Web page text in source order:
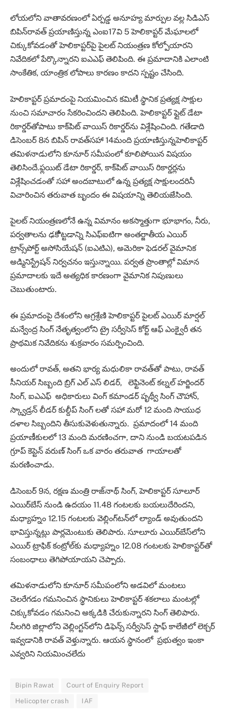
లోయలోని వాతావరణంలో ఏర్పడ్డ అనూహ్య మార్పుల వల్ల సిడిఎస్
బిపిన్‌రావత్ ప్రయాణిస్తున్న ఎంఐ17వి 5 హెలికాప్టర్ మేఘాలలో
చిక్కుకోవడంతో హెలికాప్టర్‌పై పైలట్ నియంత్రణ కోల్పోయారని
నివేదికలో పేర్కొన్నారని ఐఎఎఫ్ తెలిపింది. ఈ ప్రమాదానికి ఎలాంటి
సాంకేతిక, యాంత్రిక లోపాలు కారణం కాదని స్పష్టం చేసింది.
హెలికాప్టర్ ప్రమాదంపై నియమించిన కమిటీ స్థానిక ప్రత్యక్ష సాక్షుల
నుంచి సమాచారం సేకరించిందని తెలిపింది. హెలికాప్టర్ ఫ్లైట్ డేటా
రికార్డర్‌తోపాటు కాక్‌పిట్ వాయిస్ రికార్డర్‌ను విశ్లేషించింది. గతేడాది
డిసెంబర్ 8న బిపిన్ రావత్‌సహా 14మంది ప్రయాణిస్తున్నహెలికాప్టర్
తమిళనాడులోని కూనూర్ సమీపంలో కూలిపోయిన విషయం
తెలిసిందే.ఫ్లయిట్‌ డేటా రికార్డర్‌, కాక్‌పిట్‌ వాయిస్‌ రికార్డర్లను
విశ్లేషించడంతో సహా అందబాటులో ఉన్న ప్రత్యక్ష సాక్షులందరినీ
విచారించిన తరువాత బృందం ఈ విషయాన్ని తెలియజేసింది.
పైలట్‌ నియంత్రణలోనే ఉన్న విమానం అకస్మాత్తుగా భూభాగం, నీరు,
పర్వతాలను ఢకొీట్టడాన్ని సిఎఫ్‌ఐటిగా అంతర్జాతీయ ఎయిర్‌
ట్రాన్స్‌పోర్ట్‌ అసోసియేషన్‌ (ఐఎటిఎ), అమెరికా ఫెడరల్‌ వైమానిక
అడ్మినిస్ట్రేషన్‌ నిర్వచనం ఇస్తున్నాయి. పర్వత ప్రాంతాల్లో విమాన
ప్రమాదాలకు ఇదే అత్యధిక కారణంగా వైమానిక నిపుణులు
చెబుతుంటారు.
ఈ ప్రమాదంపై దేశంలోని అగ్రశ్రేణి హెలికాప్టర్‌ పైలట్‌ ఎయిర్‌ మార్షల్‌
మన్వేంద్ర సింగ్‌ నేతృత్వంలోని ట్రై సర్వీసెస్‌ కోర్ట్‌ ఆఫ్‌ ఎంక్వైరీ తన
ప్రాథమిక నివేదికను శుక్రవారం సమర్పించింది.
అందులో రావత్, అతని భార్య మధులికా రావత్‌తో పాటు, రావత్
సీనియర్ సిబ్బంది బ్రిగ్ ఎల్ ఎస్ లిడర్, లెఫ్టినెంట్ కల్నల్ హర్జిందర్
సింగ్, ఐఎఎఫ్ అధికారులు వింగ్ కమాండర్ పృథ్వీ సింగ్ చౌహాన్,
స్క్వాడ్రన్ లీడర్‌ కుల్దీప్ సింగ్ లతో సహా మరో 12 మంది సాయుధ
దళాల సిబ్బందిని తీసుకువెళుతున్నారు. ప్రమాదంలో 14 మంది
ప్రయాణీకులలో 13 మంది మరణించగా, దాని నుండి బయటపడిన
గ్రూప్ కెప్టెన్ వరుణ్ సింగ్ ఒక వారం తరువాత గాయాలతో
మరణించాడు.
డిసెంబర్ 9న, రక్షణ మంత్రి రాజ్‌నాథ్ సింగ్, హెలికాప్టర్ సూలూర్
ఎయిర్‌బేస్ నుండి ఉదయం 11.48 గంటలకు బయలుదేరిందని,
మధ్యాహ్నం 12.15 గంటలకు వెల్లింగ్‌టన్‌లో ల్యాండ్ అవుతుందని
భావిస్తున్నట్లు పార్లమెంటుకు తెలిపారు. సూలూరు ఎయిర్‌బేస్‌లోని
ఎయిర్‌ ట్రాఫిక్‌ కంట్రోల్‌కు మధ్యాహ్నం 12.08 గంటలకు హెలికాప్టర్‌తో
సంబంధాలు తెగిపోయాయని చెప్పారు.
తమిళనాడులోని కూనూర్ సమీపంలోని అడవిలో మంటలు
చెలరేగడం గమనించిన స్థానికులు హెలికాప్టర్ శకలాలు మంటల్లో
చిక్కుకోవడం గమనించి అక్కడికి చేరుకున్నారని సింగ్ తెలిపారు.
నీలగిరి జిల్లాలోని వెల్లింగ్టన్‌లోని డిఫెన్స్ సర్వీసెస్ స్టాఫ్ కాలేజీలో లెక్చర్
ఇవ్వడానికి రావత్ వెళ్తున్నారు. ఆయన స్థానంలో ప్రభుత్వం ఇంకా
ఎవ్వరిని నియమించలేదు
Bipin Rawat Court of Enquiry Report
Helicopter crash IAF